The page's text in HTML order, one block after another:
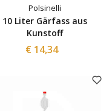
Polsinelli
10 Liter Gärfass aus
Kunstoff
€ 14,34